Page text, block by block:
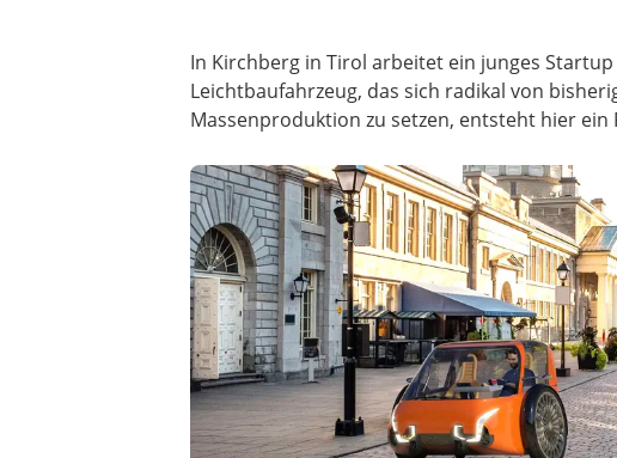
In Kirchberg in Tirol arbeitet ein junges
Leichtbaufahrzeug, das sich radikal von
Massenproduktion zu setzen, entsteht hier